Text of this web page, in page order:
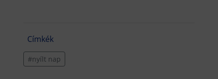
Címkék
#nyílt nap